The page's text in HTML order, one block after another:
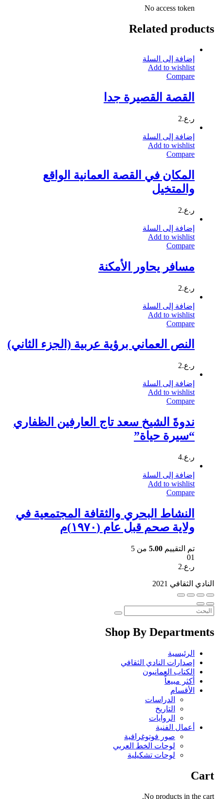
No access token
Related products
إضافة إلى السلة
Add to wishlist
Compare
القصة القصيرة جدا
ر.ع.2
إضافة إلى السلة
Add to wishlist
Compare
المكان في القصة العمانية الواقع
والمتخيل
ر.ع.2
إضافة إلى السلة
Add to wishlist
Compare
مسافر يحاور الأمكنة
ر.ع.2
إضافة إلى السلة
Add to wishlist
Compare
النص العماني برؤية عربية (الجزء الثاني)
ر.ع.2
إضافة إلى السلة
Add to wishlist
Compare
ندوةَ الشيخ سعد تاج العارفين الظفاري
“سيرة حياة”
ر.ع.4
إضافة إلى السلة
Add to wishlist
Compare
النشاط البحري والثقافة المجتمعية في
ولاية صحم قبل عام (١٩٧٠)م
تم التقييم 5.00 من 5
01
ر.ع.2
النادي الثقافي 2021
Shop By Departments
الرئيسية
إصدارات النادي الثقافي
الكتاب العمانيون
أكثر مبيعاً
الأقسام
الدراسات
التاريخ
الروايات
أعمال الفنية
صور فوتوغرافية
لوحات الخط العربي
لوحات تشكيلية
Cart
No products in the cart.